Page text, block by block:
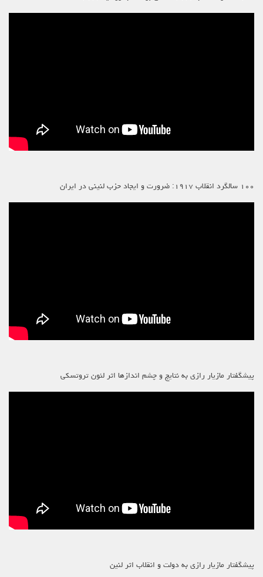
۱۰۰ سالگرد انقلاب ۱۹۱۷: ضرورت و ایجاد حزب لنینی در ایران
پیشگفتار مازیار رازی به نتایج و چشم اندازها اثر لئون تروتسکی
پیشگفتار مازیار رازی به دولت و انقلاب اثر لنین